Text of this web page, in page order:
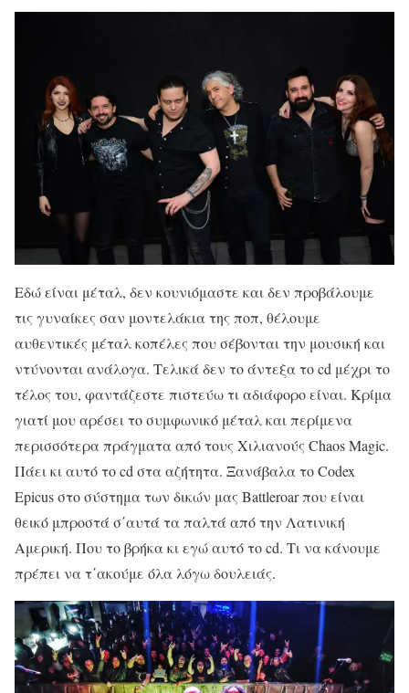
Εδώ είναι μέταλ, δεν κουνιόμαστε και δεν προβάλουμε
τις γυναίκες σαν μοντελάκια της ποπ, θέλουμε
αυθεντικές μέταλ κοπέλες που σέβονται την μουσική και
ντύνονται ανάλογα. Τελικά δεν το άντεξα το cd μέχρι το
τέλος του, φαντάζεστε πιστεύω τι αδιάφορο είναι. Κρίμα
γιατί μου αρέσει το συμφωνικό μέταλ και περίμενα
περισσότερα πράγματα από τους Χιλιανούς Chaos Magic.
Πάει κι αυτό το cd στα αζήτητα. Ξανάβαλα το Codex
Epicus στο σύστημα των δικών μας Battleroar που είναι
θεικό μπροστά σ΄αυτά τα παλτά από την Λατινική
Αμερική. Που το βρήκα κι εγώ αυτό το cd. Τι να κάνουμε
πρέπει να τ΄ακούμε όλα λόγω δουλειάς.